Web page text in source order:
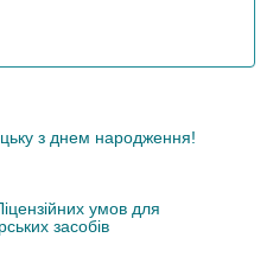
з днем народження!
умов для
засобів